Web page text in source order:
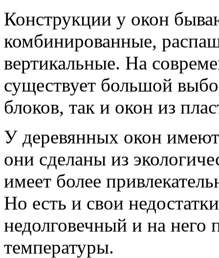
Конструкции у окон
комбинированные,
вертикальные. На
существует большой
блоков, так и окон из
У деревянных окон
они сделаны из
имеет более
Но есть и свои
недолговечный и на него
температуры.